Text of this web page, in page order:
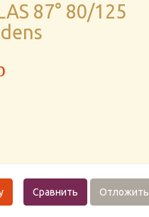
87° 80/125
Сравнить Отложить